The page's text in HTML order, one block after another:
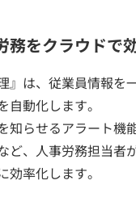
務をクラウドで
』は、従業員情報
自動化します。
知らせるアラート
ど、人事労務担当
効率化します。